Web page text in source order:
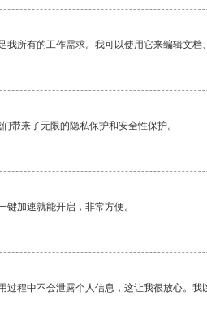
所有的工作需求。我可以使用它来编辑文档
带来了无限的隐私保护和安全性保护。
加速就能开启，非常方便。
过程中不会泄露个人信息，这让我很放心。